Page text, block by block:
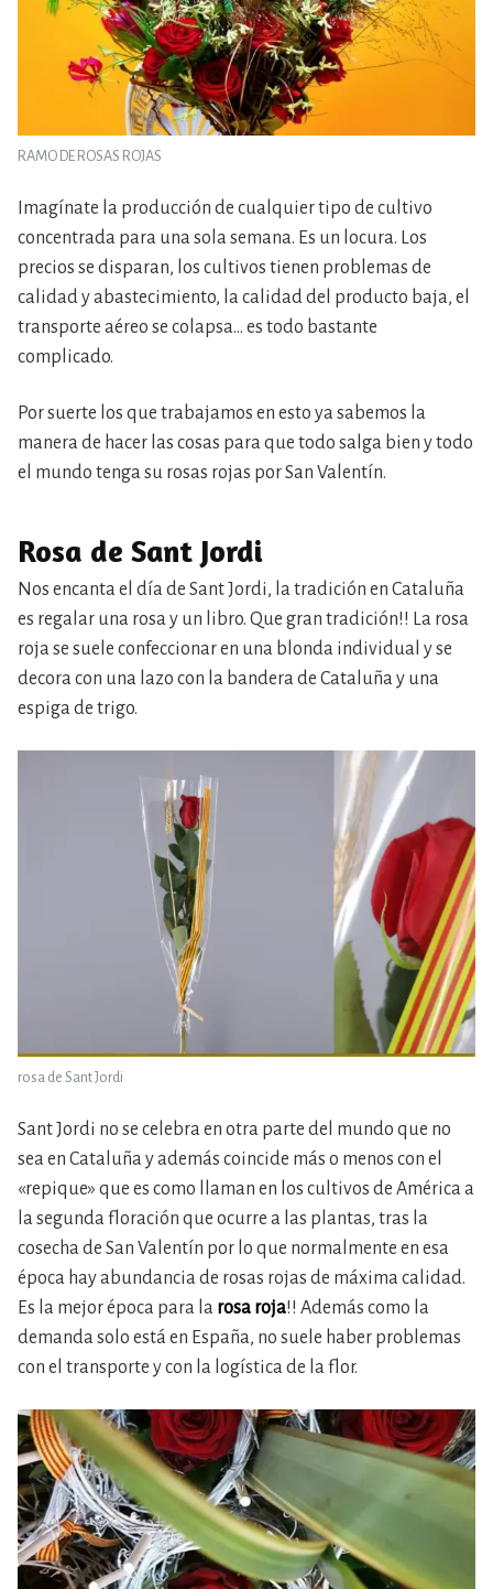
RAMO DE ROSAS ROJAS
Imagínate la producción de cualquier tipo de cultivo
concentrada para una sola semana. Es un locura. Los
precios se disparan, los cultivos tienen problemas de
calidad y abastecimiento, la calidad del producto baja, el
transporte aéreo se colapsa… es todo bastante
complicado.
Por suerte los que trabajamos en esto ya sabemos la
manera de hacer las cosas para que todo salga bien y todo
el mundo tenga su rosas rojas por San Valentín.
Rosa de Sant Jordi
Nos encanta el día de Sant Jordi, la tradición en Cataluña
es regalar una rosa y un libro. Que gran tradición!! La rosa
roja se suele confeccionar en una blonda individual y se
decora con una lazo con la bandera de Cataluña y una
espiga de trigo.
rosa de Sant Jordi
Sant Jordi no se celebra en otra parte del mundo que no
sea en Cataluña y además coincide más o menos con el
«repique» que es como llaman en los cultivos de América a
la segunda floración que ocurre a las plantas, tras la
cosecha de San Valentín por lo que normalmente en esa
época hay abundancia de rosas rojas de máxima calidad.
Es la mejor época para la rosa roja!! Además como la
demanda solo está en España, no suele haber problemas
con el transporte y con la logística de la flor.